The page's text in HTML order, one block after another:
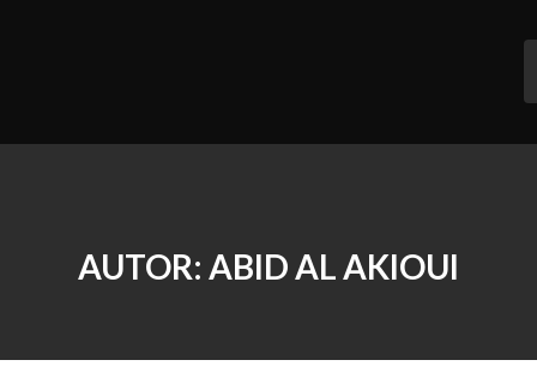
AUTOR: ABID AL AKIOUI